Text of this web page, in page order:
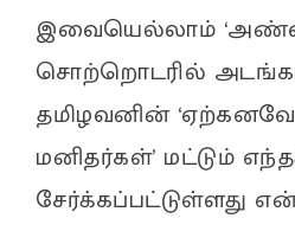
இவையெல்லாம்
சொற்றொடரில்
தமிழவனின்
மனிதர்கள்’ மட்டும்
சேர்க்கப்பட்டுள்ளது